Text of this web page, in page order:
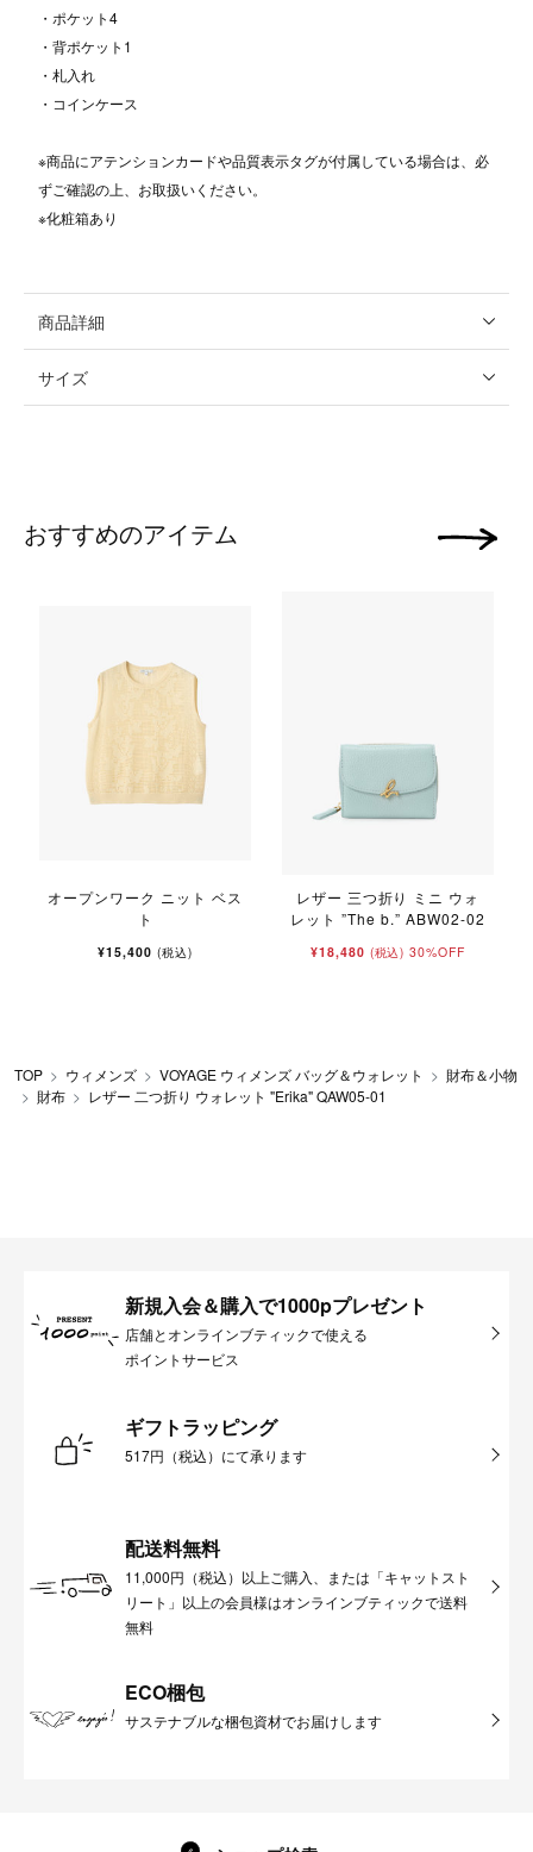
・ポケット4
・背ポケット1
・札入れ
・コインケース
※商品にアテンションカードや品質表示タグが付属している場合は、必
ずご確認の上、お取扱いください。
※化粧箱あり
商品詳細
サイズ
おすすめのアイテム
オープンワーク ニット ベス
ト
¥15,400 (税込)
レザー 三つ折り ミニ ウォ
レット ”The b.” ABW02-02
¥18,480 (税込) 30%OFF
次の画像
TOP ウィメンズ VOYAGE ウィメンズ バッグ＆ウォレット
財布＆小物
財布
レザー 二つ折り ウォレット "Erika" QAW05-01
新規入会＆購入で1000pプレゼント
店舗とオンラインブティックで使える
ポイントサービス
ギフトラッピング
517円（税込）にて承ります
配送料無料
11,000円（税込）以上ご購入、または「キャットスト
リート」以上の会員様はオンラインブティックで送料
無料
ECO梱包
サステナブルな梱包資材でお届けします